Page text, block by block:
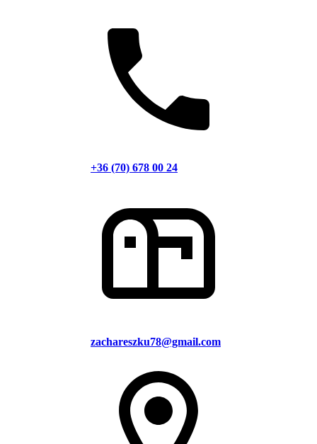
+36 (70) 678 00 24
zachareszku78@gmail.com